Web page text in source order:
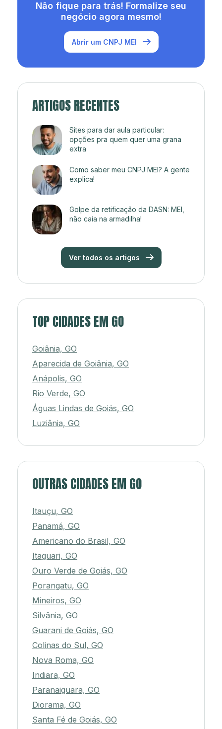
Não fique para trás! Formalize seu
negócio agora mesmo!
Abrir um CNPJ MEI
ARTIGOS RECENTES
Sites para dar aula particular:
opções pra quem quer uma grana
extra
Como saber meu CNPJ MEI? A gente
explica!
Golpe da retificação da DASN: MEI,
não caia na armadilha!
Ver todos os artigos
TOP CIDADES EM GO
Goiânia, GO
Aparecida de Goiânia, GO
Anápolis, GO
Rio Verde, GO
Águas Lindas de Goiás, GO
Luziânia, GO
OUTRAS CIDADES EM GO
Itauçu, GO
Panamá, GO
Americano do Brasil, GO
Itaguari, GO
Ouro Verde de Goiás, GO
Porangatu, GO
Mineiros, GO
Silvânia, GO
Guarani de Goiás, GO
Colinas do Sul, GO
Nova Roma, GO
Indiara, GO
Paranaiguara, GO
Diorama, GO
Santa Fé de Goiás, GO